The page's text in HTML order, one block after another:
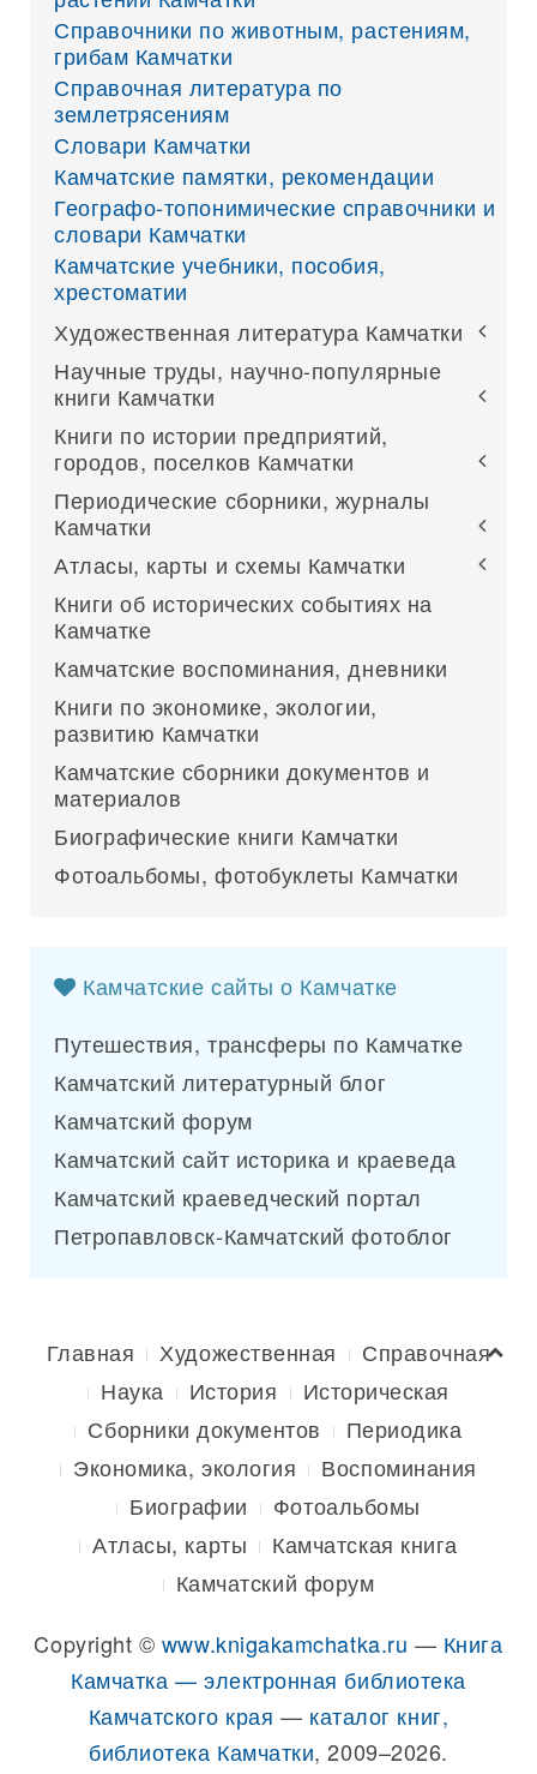
Справочники по животным, растениям,
грибам Камчатки
Справочная литература по
землетрясениям
Словари Камчатки
Камчатские памятки, рекомендации
Географо-топонимические справочники и
словари Камчатки
Камчатские учебники, пособия,
хрестоматии
Художественная литература Камчатки
Научные труды, научно-популярные
книги Камчатки
Книги по истории предприятий,
городов, поселков Камчатки
Периодические сборники, журналы
Камчатки
Атласы, карты и схемы Камчатки
Книги об исторических событиях на
Камчатке
Камчатские воспоминания, дневники
Книги по экономике, экологии,
развитию Камчатки
Камчатские сборники документов и
материалов
Биографические книги Камчатки
Фотоальбомы, фотобуклеты Камчатки
Камчатские сайты о Камчатке
Путешествия, трансферы по Камчатке
Камчатский литературный блог
Камчатский форум
Камчатский сайт историка и краеведа
Камчатский краеведческий портал
Петропавловск-Камчатский фотоблог
Главная Художественная
Справочная
Наука
История
Историческая
Сборники документов
Периодика
Экономика, экология
Воспоминания
Биографии
Фотоальбомы
Атласы, карты
Камчатская книга
Камчатский форум
Copyright © www.knigakamchatka.ru — Книга
Камчатка — электронная библиотека
Камчатского края — каталог книг,
библиотека Камчатки, 2009–2026.